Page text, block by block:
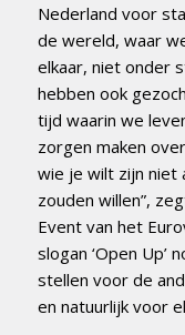
Nederland voor
de wereld, waar
elkaar, niet onder
hebben ook
tijd waarin we
zorgen maken
wie je wilt zijn niet
zouden willen”,
Event van het
slogan ‘Open Up’
stellen voor de
en natuurlijk voor